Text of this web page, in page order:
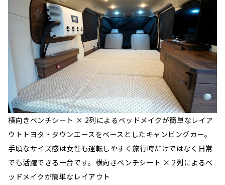
横向きベンチシート × 2列によるベッドメイクが簡単なレイア
ウトトヨタ・タウンエースをベースとしたキャンピングカー。
手頃なサイズ感は女性も運転しやすく旅行時だけではなく日常
でも活躍できる一台です。横向きベンチシート × 2列によるベ
ッドメイクが簡単なレイアウト